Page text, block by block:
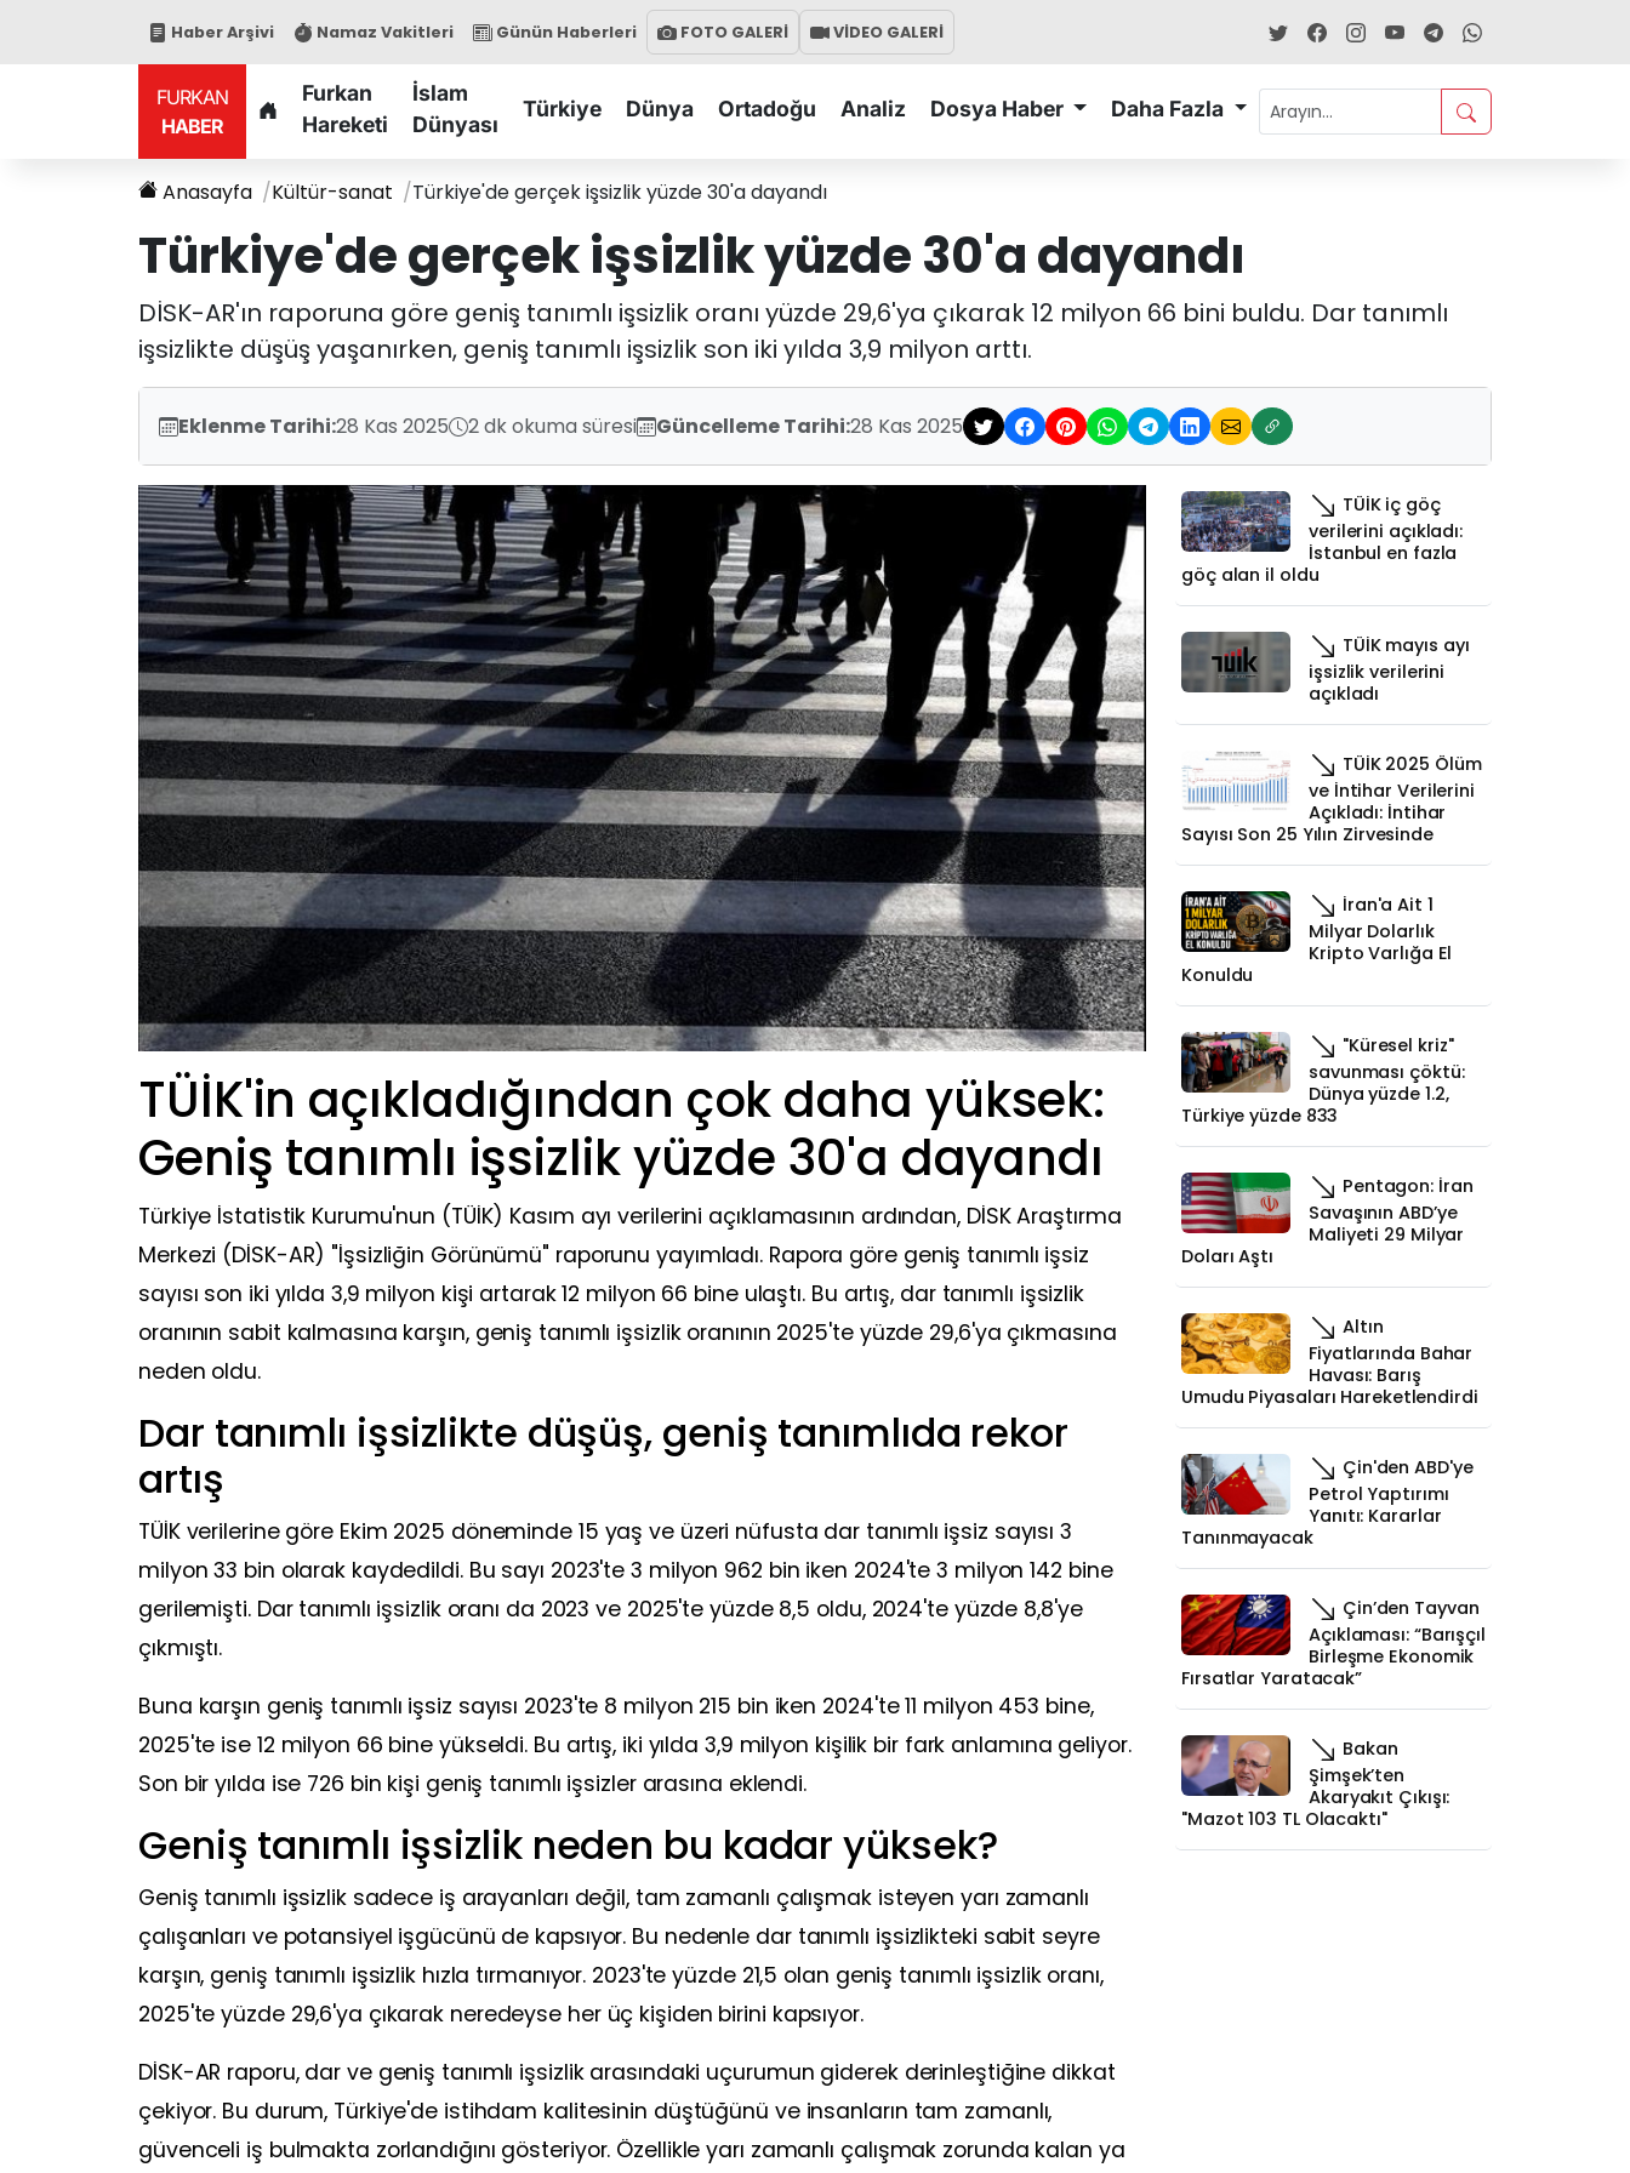
Haber Arşivi Namaz Vakitleri Günün Haberleri FOTO GALERİ VİDEO GALERİ
FURKAN
HABER
Furkan
Hareketi
İslam
Dünyası
Türkiye Dünya Ortadoğu Analiz Dosya Haber Daha Fazla
Anasayfa Kültür-sanat Türkiye'de gerçek işsizlik yüzde 30'a dayandı
Türkiye'de gerçek işsizlik yüzde 30'a dayandı
DİSK-AR'ın raporuna göre geniş tanımlı işsizlik oranı yüzde 29,6'ya çıkarak 12 milyon 66 bini buldu. Dar tanımlı
işsizlikte düşüş yaşanırken, geniş tanımlı işsizlik son iki yılda 3,9 milyon arttı.
Eklenme Tarihi:28 Kas 2025 2 dk okuma süresi Güncelleme Tarihi:28 Kas 2025
TÜİK'in açıkladığından çok daha yüksek:
Geniş tanımlı işsizlik yüzde 30'a dayandı
Türkiye İstatistik Kurumu'nun (TÜİK) Kasım ayı verilerini açıklamasının ardından, DİSK Araştırma
Merkezi (DİSK-AR) "İşsizliğin Görünümü" raporunu yayımladı. Rapora göre geniş tanımlı işsiz
sayısı son iki yılda 3,9 milyon kişi artarak 12 milyon 66 bine ulaştı. Bu artış, dar tanımlı işsizlik
oranının sabit kalmasına karşın, geniş tanımlı işsizlik oranının 2025'te yüzde 29,6'ya çıkmasına
neden oldu.
Dar tanımlı işsizlikte düşüş, geniş tanımlıda rekor
artış
TÜİK verilerine göre Ekim 2025 döneminde 15 yaş ve üzeri nüfusta dar tanımlı işsiz sayısı 3
milyon 33 bin olarak kaydedildi. Bu sayı 2023'te 3 milyon 962 bin iken 2024'te 3 milyon 142 bine
gerilemişti. Dar tanımlı işsizlik oranı da 2023 ve 2025'te yüzde 8,5 oldu, 2024'te yüzde 8,8'ye
çıkmıştı.
Buna karşın geniş tanımlı işsiz sayısı 2023'te 8 milyon 215 bin iken 2024'te 11 milyon 453 bine,
2025'te ise 12 milyon 66 bine yükseldi. Bu artış, iki yılda 3,9 milyon kişilik bir fark anlamına geliyor.
Son bir yılda ise 726 bin kişi geniş tanımlı işsizler arasına eklendi.
Geniş tanımlı işsizlik neden bu kadar yüksek?
Geniş tanımlı işsizlik sadece iş arayanları değil, tam zamanlı çalışmak isteyen yarı zamanlı
çalışanları ve potansiyel işgücünü de kapsıyor. Bu nedenle dar tanımlı işsizlikteki sabit seyre
karşın, geniş tanımlı işsizlik hızla tırmanıyor. 2023'te yüzde 21,5 olan geniş tanımlı işsizlik oranı,
2025'te yüzde 29,6'ya çıkarak neredeyse her üç kişiden birini kapsıyor.
DİSK-AR raporu, dar ve geniş tanımlı işsizlik arasındaki uçurumun giderek derinleştiğine dikkat
çekiyor. Bu durum, Türkiye'de istihdam kalitesinin düştüğünü ve insanların tam zamanlı,
güvenceli iş bulmakta zorlandığını gösteriyor. Özellikle yarı zamanlı çalışmak zorunda kalan ya
TÜİK iç göç
verilerini açıkladı:
İstanbul en fazla
göç alan il oldu
TÜİK mayıs ayı
işsizlik verilerini
açıkladı
TÜİK 2025 Ölüm
ve İntihar Verilerini
Açıkladı: İntihar
Sayısı Son 25 Yılın Zirvesinde
İran'a Ait 1
Milyar Dolarlık
Kripto Varlığa El
Konuldu
"Küresel kriz"
savunması çöktü:
Dünya yüzde 1.2,
Türkiye yüzde 833
Pentagon: İran
Savaşının ABD’ye
Maliyeti 29 Milyar
Doları Aştı
Altın
Fiyatlarında Bahar
Havası: Barış
Umudu Piyasaları Hareketlendirdi
Çin'den ABD'ye
Petrol Yaptırımı
Yanıtı: Kararlar
Tanınmayacak
Çin’den Tayvan
Açıklaması: “Barışçıl
Birleşme Ekonomik
Fırsatlar Yaratacak”
Bakan
Şimşek’ten
Akaryakıt Çıkışı:
"Mazot 103 TL Olacaktı"